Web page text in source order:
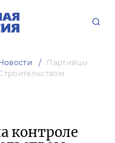
Партийцы
контроле